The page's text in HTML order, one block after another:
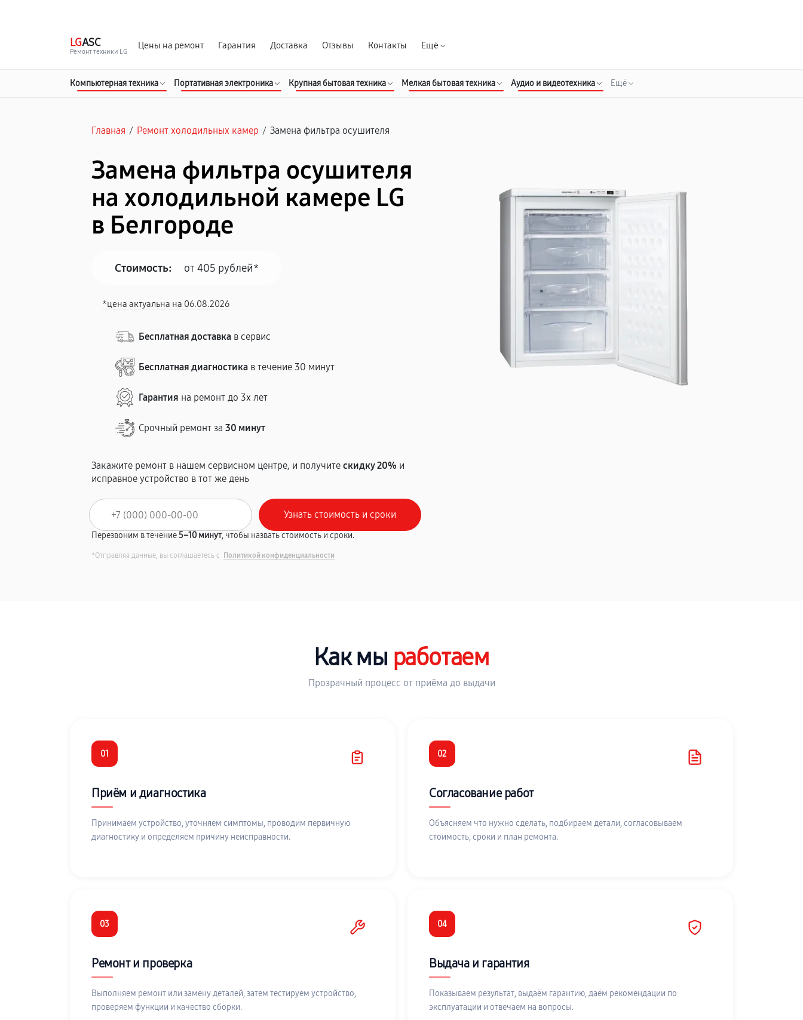
LGASC
Ремонт техники LG
Цены на ремонт Гарантия Доставка Отзывы Контакты Ещё
Компьютерная техника Портативная электроника Крупная бытовая техника Мелкая бытовая техника Аудио и видеотехника Ещё
Главная / Ремонт холодильных камер / Замена фильтра осушителя
Замена фильтра осушителя
на холодильной камере LG
в Белгороде
Стоимость: от 405 рублей*
*цена актуальна на 06.08.2026
Бесплатная доставка в сервис
Бесплатная диагностика в течение 30 минут
Гарантия на ремонт до 3х лет
Срочный ремонт за30 минут
Закажите ремонт в нашем сервисном центре, и получитескидку 20% и
исправное устройство в тот же день
Перезвоним в течение5–10 минут, чтобы назвать стоимость и сроки.
*Отправляя данные, вы соглашаетесь с Политикой конфиденциальности
Как мы работаем
Прозрачный процесс от приёма до выдачи
01
Приём и диагностика
Принимаем устройство, уточняем симптомы, проводим первичную
диагностику и определяем причину неисправности.
02
Согласование работ
Объясняем что нужно сделать, подбираем детали, согласовываем
стоимость, сроки и план ремонта.
03
Ремонт и проверка
Выполняем ремонт или замену деталей, затем тестируем устройство,
проверяем функции и качество сборки.
04
Выдача и гарантия
Показываем результат, выдаём гарантию, даём рекомендации по
эксплуатации и отвечаем на вопросы.